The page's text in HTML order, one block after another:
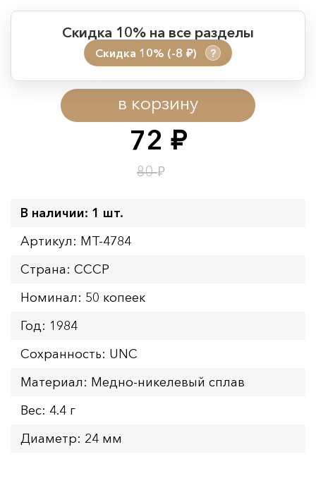
72 руб.
80₽
в корзину
Скидка 10% на все разделы
Скидка 10% (-8 руб.) ?
Период действия акции:
Начало:
08.08.2026 00:01
Окончание:
09.08.2026 23:59
Время до окончания:
В наличии: 1 шт.
Артикул: MT-4784
Страна: СССР
Номинал: 50 копеек
Год: 1984
Сохранность: UNC
Материал: Медно-никелевый сплав
Вес: 4.4 г
Диаметр: 24 мм